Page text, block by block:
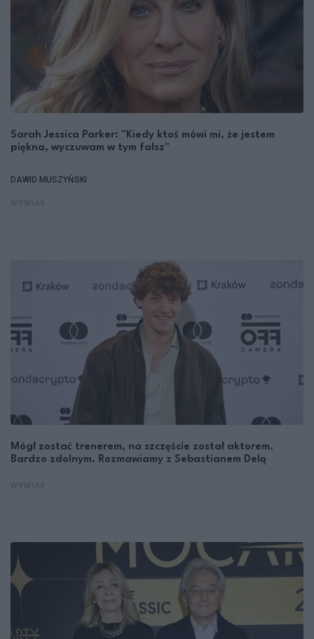
Sarah Jessica Parker: "Kiedy ktoś mówi mi, że jestem
piękna, wyczuwam w tym fałsz"
DAWID MUSZYŃSKI
Mógł zostać trenerem, na szczęście został aktorem.
Bardzo zdolnym. Rozmawiamy z Sebastianem Delą